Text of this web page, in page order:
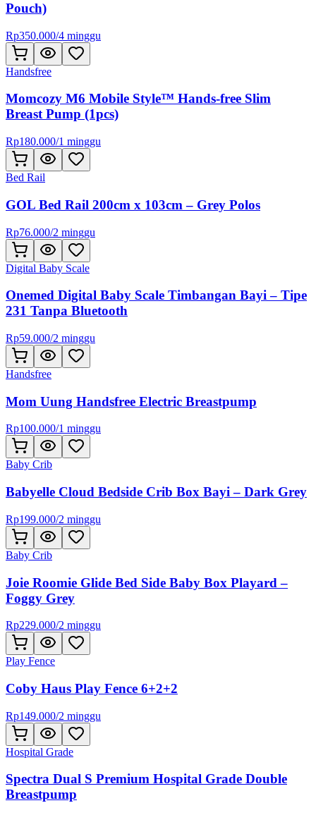
Pouch)
Rp350.000/4 minggu
Handsfree
Momcozy M6 Mobile Style™ Hands-free Slim
Breast Pump (1pcs)
Rp180.000/1 minggu
Bed Rail
GOL Bed Rail 200cm x 103cm – Grey Polos
Rp76.000/2 minggu
Digital Baby Scale
Onemed Digital Baby Scale Timbangan Bayi – Tipe
231 Tanpa Bluetooth
Rp59.000/2 minggu
Handsfree
Mom Uung Handsfree Electric Breastpump
Rp100.000/1 minggu
Baby Crib
Babyelle Cloud Bedside Crib Box Bayi – Dark Grey
Rp199.000/2 minggu
Baby Crib
Joie Roomie Glide Bed Side Baby Box Playard –
Foggy Grey
Rp229.000/2 minggu
Play Fence
Coby Haus Play Fence 6+2+2
Rp149.000/2 minggu
Hospital Grade
Spectra Dual S Premium Hospital Grade Double
Breastpump